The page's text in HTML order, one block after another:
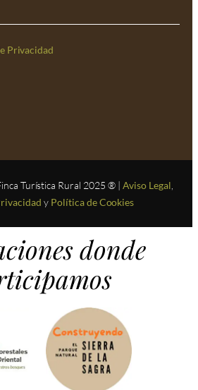
Privacidad
Turística Rural 2025 ® | Aviso Legal
y Política de Cookies
donde